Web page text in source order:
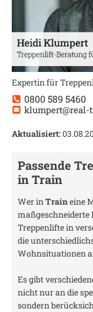
Expertin für
0800 589 5460
Aktualisiert:
Passende
inTrain
Wer inTraineine
maßgeschneiderte
Treppenlifte in
die
Wohnsituationen
Es gibt
nicht nur an die
sondern